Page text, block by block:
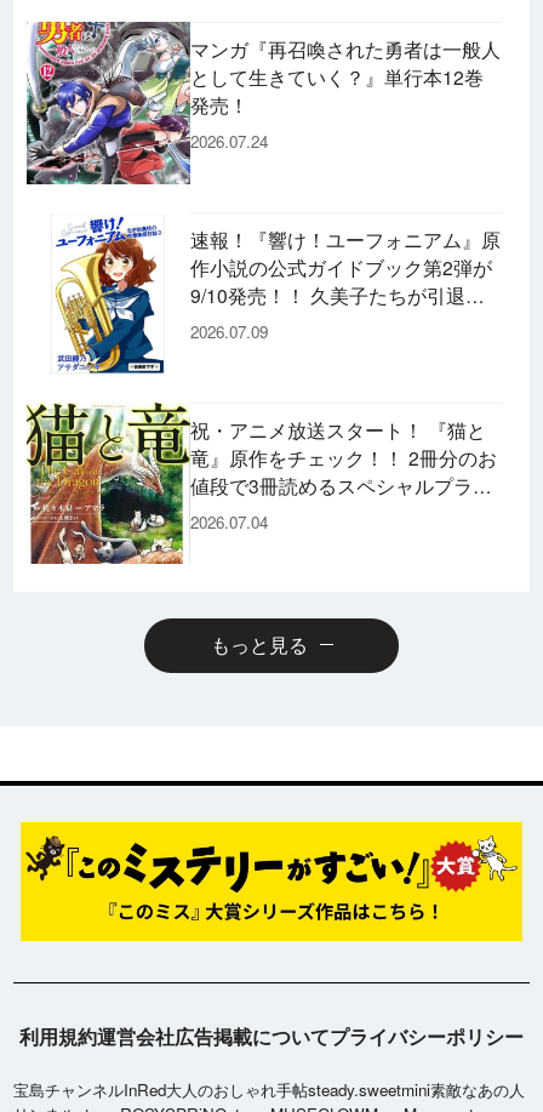
マンガ『再召喚された勇者は一般人
として生きていく？』単行本12巻
発売！
2026.07.24
速報！『響け！ユーフォニアム』原
作小説の公式ガイドブック第2弾が
9/10発売！！ 久美子たちが引退し
た後の書き下ろし小説など充実の内
2026.07.09
祝・アニメ放送スタート！ 『猫と
竜』原作をチェック！！ 2冊分のお
値段で3冊読めるスペシャルプライ
スパックのコミックスも発売！
2026.07.04
もっと見る
利用規約運営会社広告掲載についてプライバシーポリシー
宝島チャンネルInRed大人のおしゃれ手帖steady.sweetmini素敵なあの人